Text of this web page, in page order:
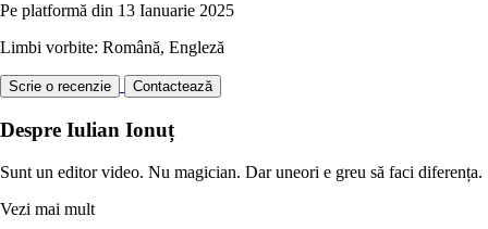
Pe platformă din 13 Ianuarie 2025
Limbi vorbite: Română, Engleză
Scrie o recenzie Contactează
Despre Iulian Ionuț
Sunt un editor video. Nu magician. Dar uneori e greu să faci diferența.
Vezi mai mult